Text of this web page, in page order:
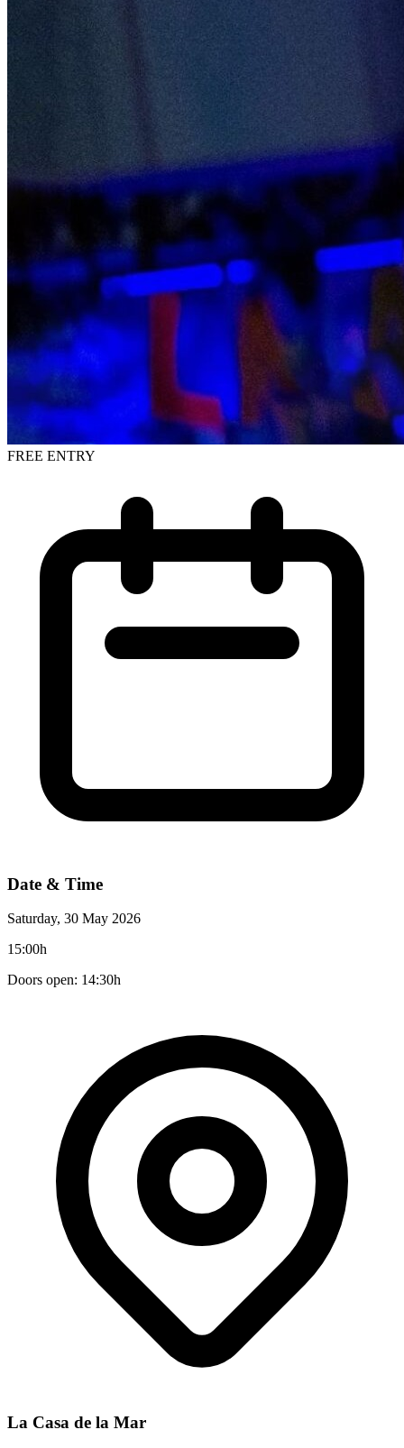
FREE ENTRY
Date & Time
Saturday, 30 May 2026
15:00h
Doors open: 14:30h
La Casa de la Mar